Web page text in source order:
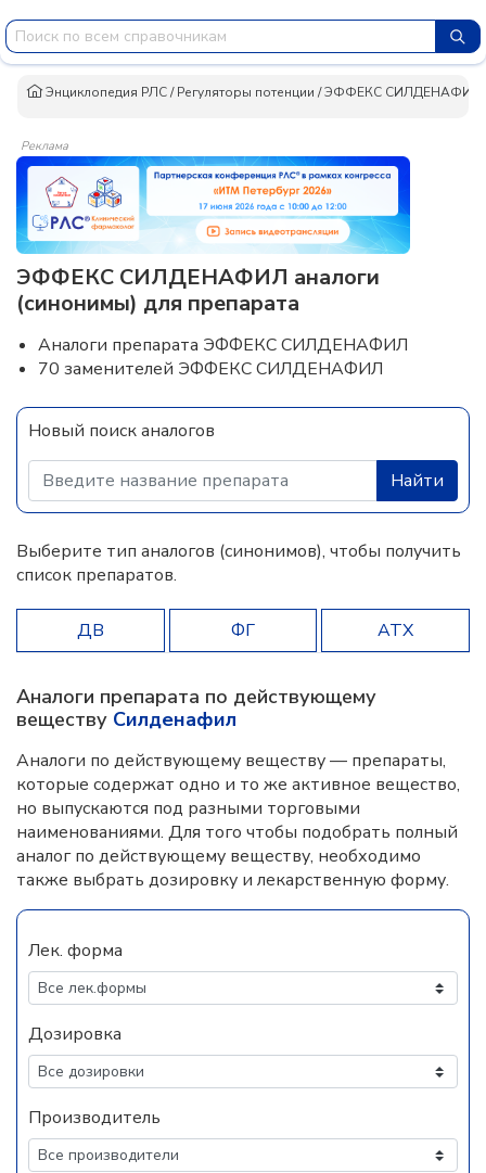
Энциклопедия РЛС/Регуляторы потенции /ЭФФЕКС СИЛДЕНАФИЛ
Реклама
ЭФФЕКС СИЛДЕНАФИЛ аналоги
(синонимы) для препарата
Аналоги препарата ЭФФЕКС СИЛДЕНАФИЛ
70 заменителей ЭФФЕКС СИЛДЕНАФИЛ
Новый поиск аналогов
Найти
Выберите тип аналогов (синонимов), чтобы получить
список препаратов.
ДВ ФГ АТХ
Аналоги препарата по действующему
веществу Силденафил
Аналоги по действующему веществу — препараты,
которые содержат одно и то же активное вещество,
но выпускаются под разными торговыми
наименованиями. Для того чтобы подобрать полный
аналог по действующему веществу, необходимо
также выбрать дозировку и лекарственную форму.
Лек. форма
Дозировка
Производитель